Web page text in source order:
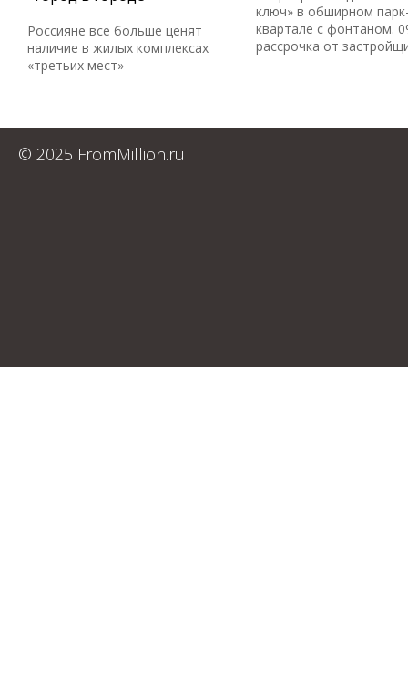
Россияне все больше ценят
наличие в жилых комплексах
«третьих мест»
ключ» в обширном
квартале с фонтаном.
рассрочка от
© 2025 FromMillion.ru